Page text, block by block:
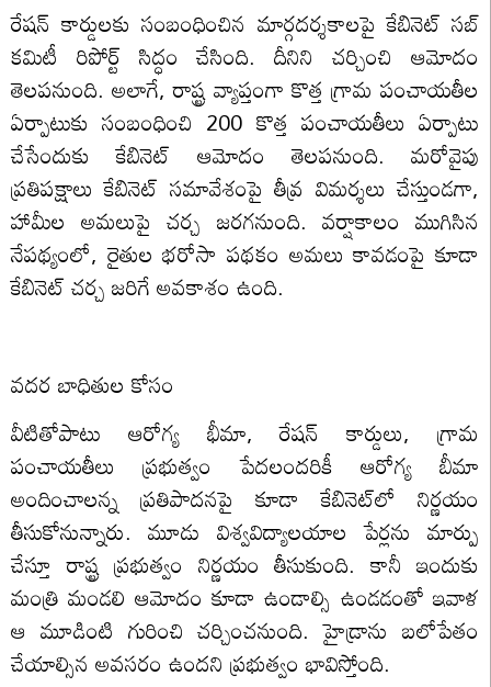
రేషన్ కార్డులకు సంబంధించిన మార్గదర్శకాలపై కేబినెట్ సబ్
కమిటీ రిపోర్ట్ సిద్ధం చేసింది. దీనిని చర్చించి ఆమోదం
తెలపనుంది. అలాగే, రాష్ట్ర వ్యాప్తంగా కొత్త గ్రామ పంచాయతీల
ఏర్పాటుకు సంబంధించి 200 కొత్త పంచాయతీలు ఏర్పాటు
చేసేందుకు కేబినెట్ ఆమోదం తెలపనుంది. మరోవైపు
ప్రతిపక్షాలు కేబినెట్ సమావేశంపై తీవ్ర విమర్శలు చేస్తుండగా,
హామీల అమలుపై చర్చ జరగనుంది. వర్షాకాలం ముగిసిన
నేపథ్యంలో, రైతుల భరోసా పథకం అమలు కావడంపై కూడా
కేబినెట్ చర్చ జరిగే అవకాశం ఉంది.
వదర బాధితుల కోసం
వీటితోపాటు ఆరోగ్య భీమా, రేషన్ కార్డులు, గ్రామ
పంచాయతీలు ప్రభుత్వం పేదలందరికీ ఆరోగ్య బీమా
అందించాలన్న ప్రతిపాదనపై కూడా కేబినెట్‌లో నిర్ణయం
తీసుకోనున్నారు. మూడు విశ్వవిద్యాలయాల పేర్లను మార్పు
చేస్తూ రాష్ట్ర ప్రభుత్వం నిర్ణయం తీసుకుంది. కానీ ఇందుకు
మంత్రి మండలి ఆమోదం కూడా ఉండాల్సి ఉండడంతో ఇవాళ
ఆ మూడింటి గురించి చర్చించనుంది. హైడ్రాను బలోపేతం
చేయాల్సిన అవసరం ఉందని ప్రభుత్వం భావిస్తోంది.